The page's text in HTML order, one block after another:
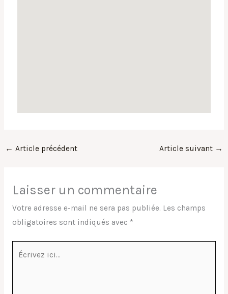
← Article précédent Article suivant →
Laisser un commentaire
Votre adresse e-mail ne sera pas publiée. Les champs
obligatoires sont indiqués avec *
Écrivez